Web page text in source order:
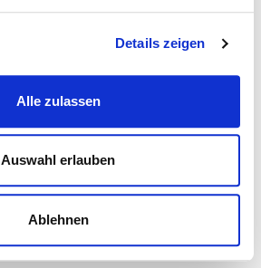
Details zeigen
Alle zulassen
Auswahl erlauben
Ablehnen